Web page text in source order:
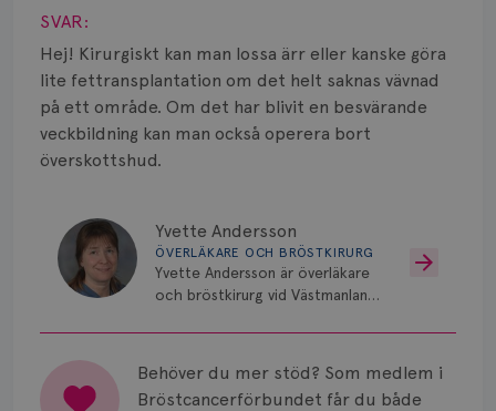
SVAR:
Hej! Kirurgiskt kan man lossa ärr eller kanske göra
lite fettransplantation om det helt saknas vävnad
på ett område. Om det har blivit en besvärande
veckbildning kan man också operera bort
överskottshud.
Yvette Andersson
ÖVERLÄKARE OCH BRÖSTKIRURG
Yvette Andersson är överläkare
och bröstkirurg vid Västmanlands
Behöver du mer stöd? Som medlem i
Bröstcancerförbundet får du både